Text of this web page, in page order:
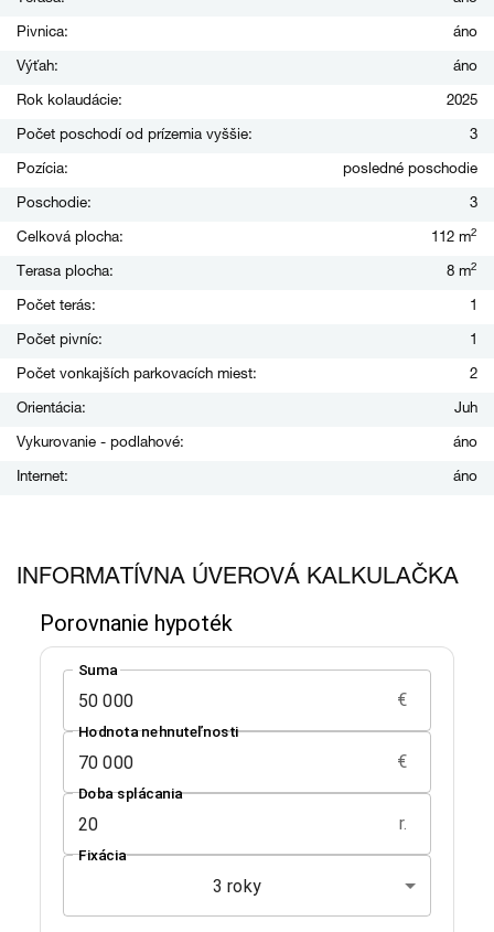
Pivnica: áno
Výťah: áno
Rok kolaudácie: 2025
Počet poschodí od prízemia vyššie: 3
Pozícia: posledné poschodie
Poschodie: 3
Celková plocha: 112 m2
Terasa plocha: 8 m2
Počet terás: 1
Počet pivníc: 1
Počet vonkajších parkovacích miest: 2
Orientácia: Juh
Vykurovanie - podlahové: áno
Internet: áno
INFORMATÍVNA ÚVEROVÁ KALKULAČKA